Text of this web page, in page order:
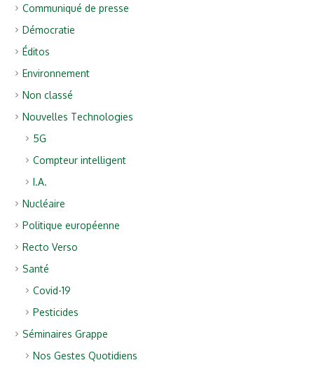
Communiqué de presse
Démocratie
Éditos
Environnement
Non classé
Nouvelles Technologies
5G
Compteur intelligent
I.A.
Nucléaire
Politique européenne
Recto Verso
Santé
Covid-19
Pesticides
Séminaires Grappe
Nos Gestes Quotidiens